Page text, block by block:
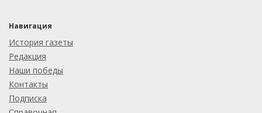
Навигация
История газеты
Редакция
Наши победы
Контакты
Подписка